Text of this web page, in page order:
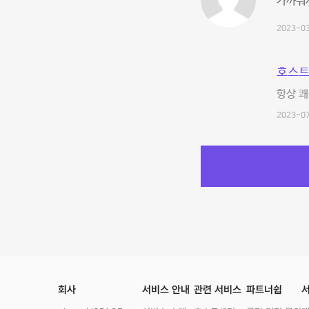
2023-
호스
항상
2023-
회사 서비스 안내 관련 서비스 파트너쉽